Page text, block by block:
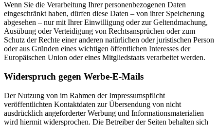
Wenn Sie die Verarbeitung Ihrer personenbezogenen Daten
eingeschränkt haben, dürfen diese Daten – von ihrer Speicherung
abgesehen – nur mit Ihrer Einwilligung oder zur Geltendmachung,
Ausübung oder Verteidigung von Rechtsansprüchen oder zum
Schutz der Rechte einer anderen natürlichen oder juristischen Person
oder aus Gründen eines wichtigen öffentlichen Interesses der
Europäischen Union oder eines Mitgliedstaats verarbeitet werden.
Widerspruch gegen Werbe-E-Mails
Der Nutzung von im Rahmen der Impressumspflicht
veröffentlichten Kontaktdaten zur Übersendung von nicht
ausdrücklich angeforderter Werbung und Informationsmaterialien
wird hiermit widersprochen. Die Betreiber der Seiten behalten sich